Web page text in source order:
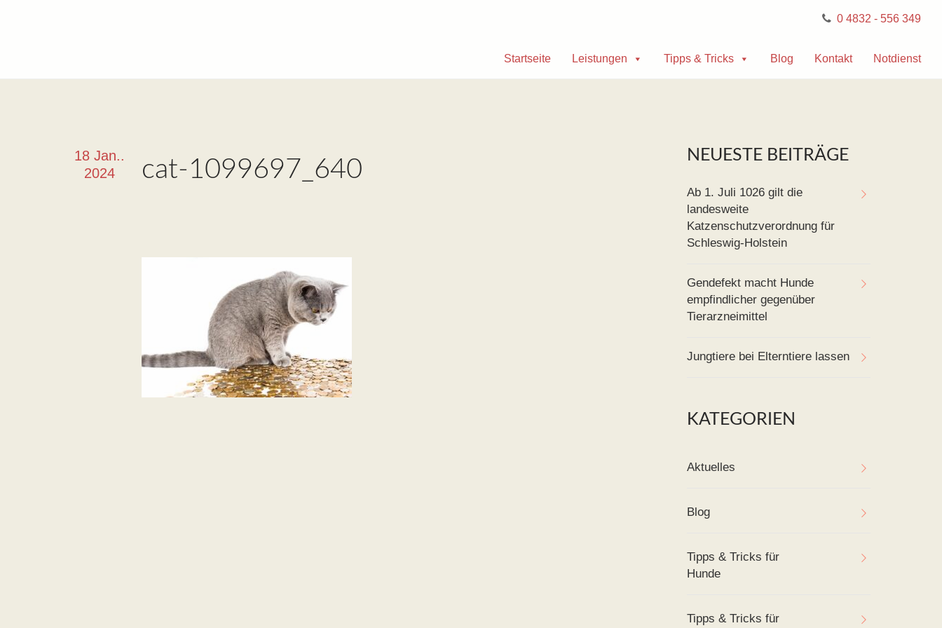
0 4832 - 556 349
Startseite Leistungen Tipps & Tricks Blog Kontakt Notdienst
18 Jan..
2024
cat-1099697_640
NEUESTE BEITRÄGE
Ab 1. Juli 1026 gilt die
landesweite
Katzenschutzverordnung für
Schleswig-Holstein
Gendefekt macht Hunde
empfindlicher gegenüber
Tierarzneimittel
Jungtiere bei Elterntiere lassen
KATEGORIEN
Aktuelles
Blog
Tipps & Tricks für
Hunde
Tipps & Tricks für